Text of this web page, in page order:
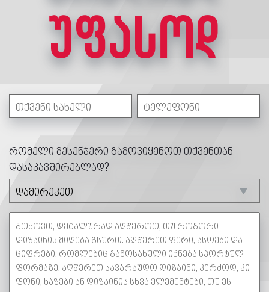
უფასოდ
რომელი მესენჯერი გამოვიყენოთ თქვენთან
დასაკავშირებლად?